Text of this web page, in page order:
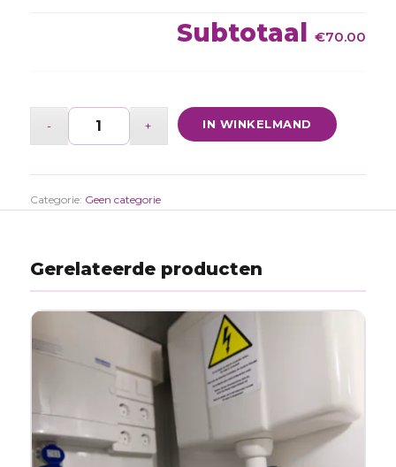
Subtotaal€70.00
IN WINKELMAND
Categorie: Geen categorie
Gerelateerde producten